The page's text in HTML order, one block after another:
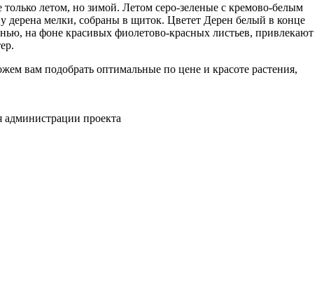
летом, но зимой. Летом серо-зеленые с кремово-белым
дерена мелки, собраны в щиток. Цветет Дерен белый в конце
на фоне красивых фиолетово-красных листьев, привлекают
вам подобрать оптимальные по цене и красоте растения,
проекта